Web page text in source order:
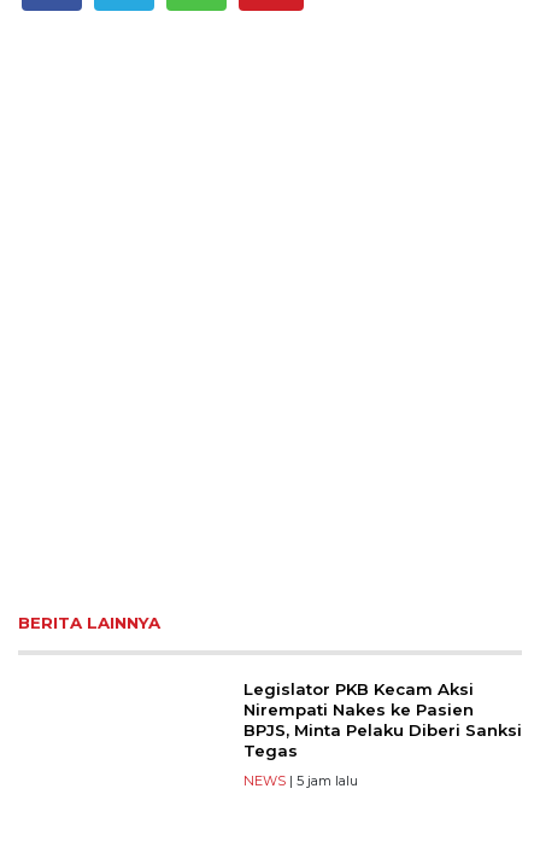
BERITA LAINNYA
Legislator PKB Kecam Aksi
Nirempati Nakes ke Pasien
BPJS, Minta Pelaku Diberi Sanksi
Tegas
NEWS| 5 jam lalu